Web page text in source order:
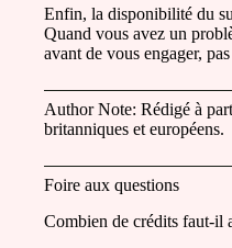
Enfin, la disponibilité du
Quand vous avez un
avant de vous engager, pas
Author Note: Rédigé à
britanniques et européens.
Foire aux questions
Combien de crédits faut-il